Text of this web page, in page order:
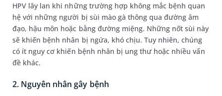
HPV lây lan khi những trường hợp không mắc bệnh quan
hệ với những người bị sùi mào gà thông qua đường âm
đạo, hậu môn hoặc bằng đường miệng. Những nốt sùi này
sẽ khiến bệnh nhân bị ngứa, khó chịu. Tuy nhiên, chúng
có ít nguy cơ khiến bệnh nhân bị ung thư hoặc nhiều vấn
đề khác.
2. Nguyên nhân gây bệnh